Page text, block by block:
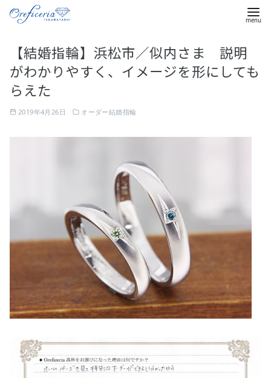
【結婚指輪】浜松市／似内さま 説明
がわかりやすく、イメージを形にしても
らえた
2019年4月26日 オーダー結婚指輪